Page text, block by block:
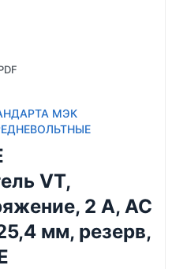
МЭК
VT,
2 A, AC
мм, резерв,